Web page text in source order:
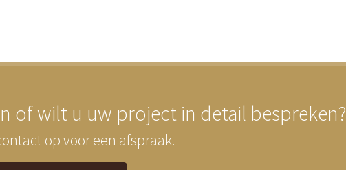
of wilt u uw project in detail bespreken?
op voor een afspraak.